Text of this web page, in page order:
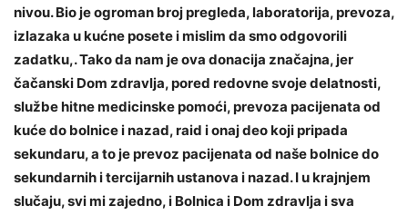
nivou. Bio je ogroman broj pregleda, laboratorija, prevoza,
izlazaka u kućne posete i mislim da smo odgovorili
zadatku,. Tako da nam je ova donacija značajna, jer
čačanski Dom zdravlja, pored redovne svoje delatnosti,
službe hitne medicinske pomoći, prevoza pacijenata od
kuće do bolnice i nazad, raid i onaj deo koji pripada
sekundaru, a to je prevoz pacijenata od naše bolnice do
sekundarnih i tercijarnih ustanova i nazad. I u krajnjem
slučaju, svi mi zajedno, i Bolnica i Dom zdravlja i sva